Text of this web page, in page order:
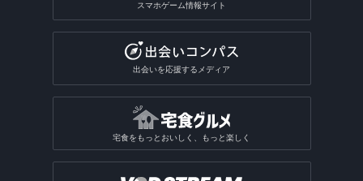
スマホゲーム情報サイト
出会いを応援するメディア
宅食をもっとおいしく、もっと楽しく